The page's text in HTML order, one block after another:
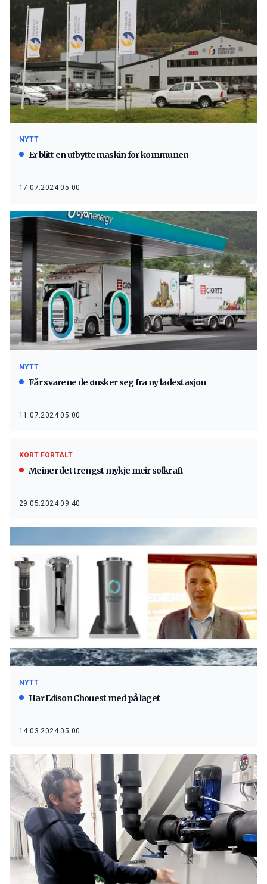
NYTT
Er blitt en utbyttemaskin for kommunen
17.07.2024 05:00
NYTT
Får svarene de ønsker seg fra ny ladestasjon
11.07.2024 05:00
KORT FORTALT
Meiner det trengst mykje meir solkraft
29.05.2024 09:40
NYTT
Har Edison Chouest med på laget
14.03.2024 05:00